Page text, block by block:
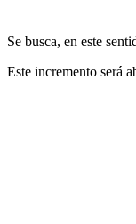
Se busca, en este
Este incremento será